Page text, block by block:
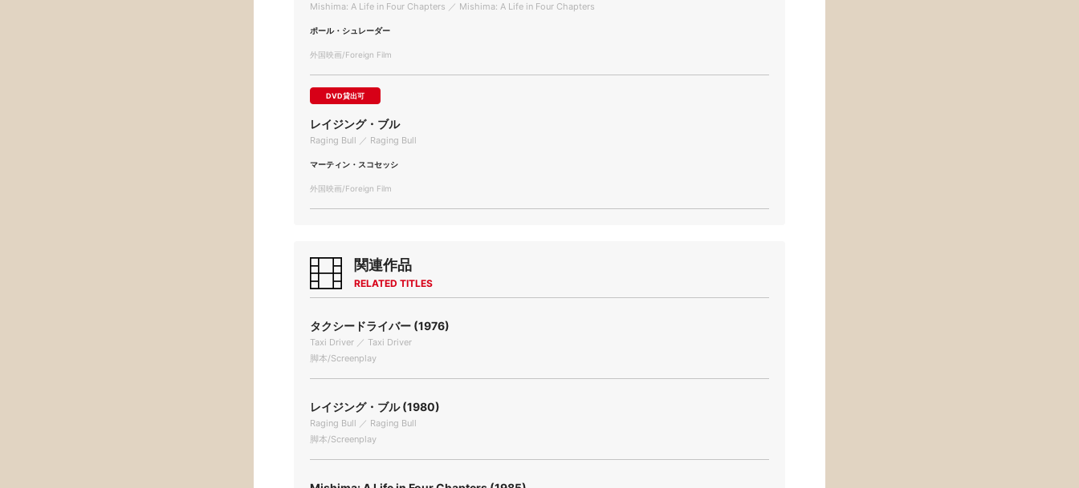
Mishima: A Life in Four Chapters ／ Mishima: A Life in Four Chapters
ポール・シュレーダー
外国映画/Foreign Film
DVD貸出可
レイジング・ブル
Raging Bull ／ Raging Bull
マーティン・スコセッシ
外国映画/Foreign Film
関連作品
RELATED TITLES
タクシードライバー (1976)
Taxi Driver ／ Taxi Driver
脚本/Screenplay
レイジング・ブル (1980)
Raging Bull ／ Raging Bull
脚本/Screenplay